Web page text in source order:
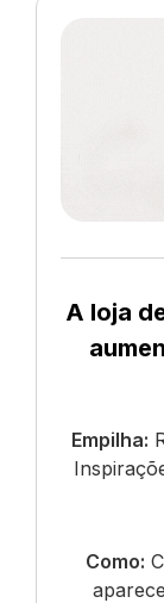
A loja
Empilha:
Como: